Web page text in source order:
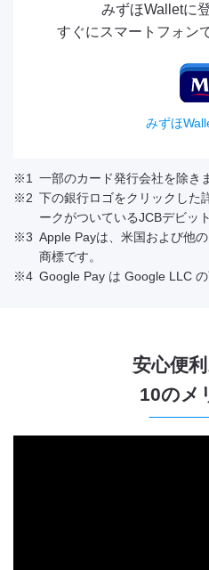
みずほWalletに
すぐにスマートフォン
みずほ
※1
一部のカード発行会社を除き
※2 下の銀行ロゴをクリックした
ークがついているJCBデビッ
※3 Apple Payは、米国および他
商標です。
※4 Google Pay は Google LLC の
安心便
10のメ